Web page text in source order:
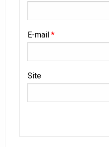
E-mail *
Site